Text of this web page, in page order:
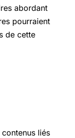
abordant
pourraient
de cette
liés